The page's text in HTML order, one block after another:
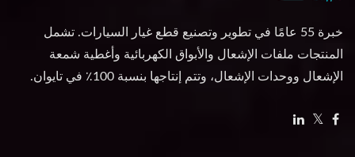
خبرة 55 عامًا في تطوير وتصنيع قطع غيار السيارات. تشمل
المنتجات ملفات الإشعال والأبواق الكهربائية وأغطية شمعة
الإشعال ووحدات الإشعال، وتتم إنتاجها بنسبة 100٪ في تايوان.